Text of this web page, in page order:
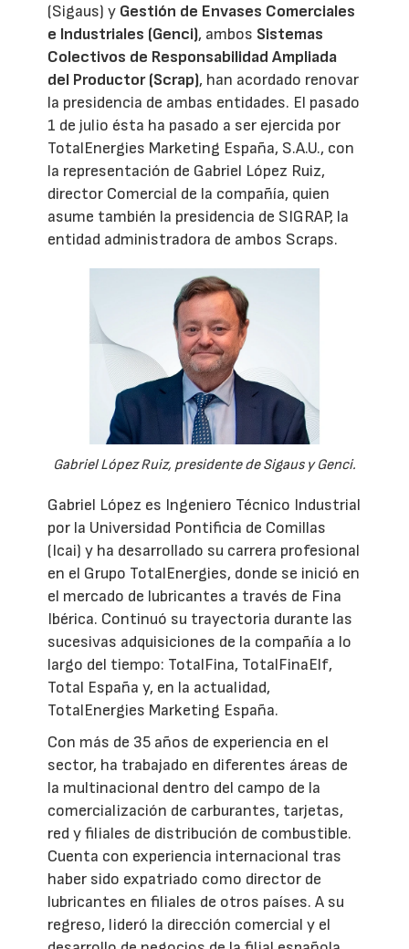
(Sigaus) y Gestión de Envases Comerciales
e Industriales (Genci), ambos Sistemas
Colectivos de Responsabilidad Ampliada
del Productor (Scrap), han acordado renovar
la presidencia de ambas entidades. El pasado
1 de julio ésta ha pasado a ser ejercida por
TotalEnergies Marketing España, S.A.U., con
la representación de Gabriel López Ruiz,
director Comercial de la compañía, quien
asume también la presidencia de SIGRAP, la
entidad administradora de ambos Scraps.
Gabriel López Ruiz, presidente de Sigaus y Genci.
Gabriel López es Ingeniero Técnico Industrial
por la Universidad Pontificia de Comillas
(Icai) y ha desarrollado su carrera profesional
en el Grupo TotalEnergies, donde se inició en
el mercado de lubricantes a través de Fina
Ibérica. Continuó su trayectoria durante las
sucesivas adquisiciones de la compañía a lo
largo del tiempo: TotalFina, TotalFinaElf,
Total España y, en la actualidad,
TotalEnergies Marketing España.
Con más de 35 años de experiencia en el
sector, ha trabajado en diferentes áreas de
la multinacional dentro del campo de la
comercialización de carburantes, tarjetas,
red y filiales de distribución de combustible.
Cuenta con experiencia internacional tras
haber sido expatriado como director de
lubricantes en filiales de otros países. A su
regreso, lideró la dirección comercial y el